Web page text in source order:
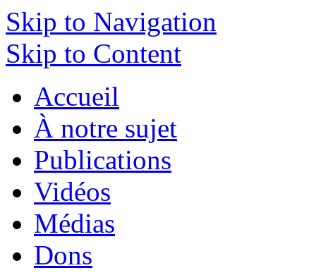
Skip to Navigation
Skip to Content
Accueil
À notre sujet
Publications
Vidéos
Médias
Dons